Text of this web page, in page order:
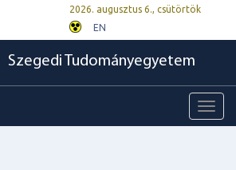
2026. augusztus 6., csütörtök
EN
Szegedi Tudományegyetem